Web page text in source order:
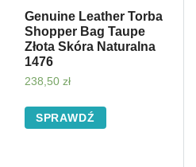
Genuine Leather Torba
Shopper Bag Taupe
Złota Skóra Naturalna
1476
238,50 zł
SPRAWDŹ